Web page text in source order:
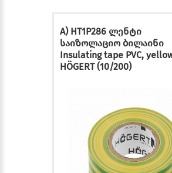
A) HT1P286 ლენტი
საიზოლაციო ბილაინი
Insulating tape PVC,
HÖGERT (10/200)